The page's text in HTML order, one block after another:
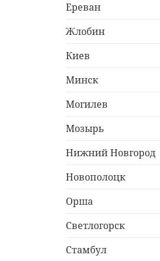
Ереван
Жлобин
Киев
Минск
Могилев
Мозырь
Нижний Новгород
Новополоцк
Орша
Светлогорск
Стамбул